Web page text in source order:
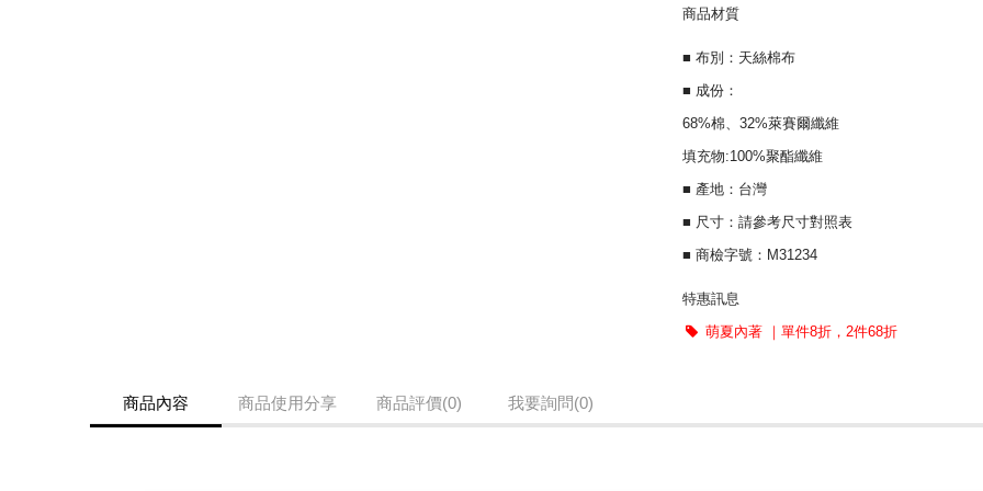
商品材質
■ 布別：天絲棉布
■ 成份：
68%棉、32%萊賽爾纖維
填充物:100%聚酯纖維
■ 產地：台灣
■ 尺寸：請參考尺寸對照表
■ 商檢字號：M31234
特惠訊息
萌夏內著 ｜單件8折，2件68折
商品內容 商品使用分享 商品評價(0) 我要詢問(0)